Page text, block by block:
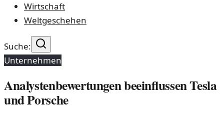
Wirtschaft
Weltgeschehen
Suche:
Unternehmen
Analystenbewertungen beeinflussen Tesla
und Porsche